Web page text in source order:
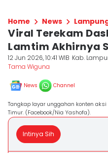
Home News
Viral Terekam
Lamtim Akhirnya
12 Jun 2026, 10:41 WIB Kab.
Tama Wiguna
News Channel
Tangkap layar unggahan konten
Timur. (Facebook/Nia Yashofa).
Intinya Sih